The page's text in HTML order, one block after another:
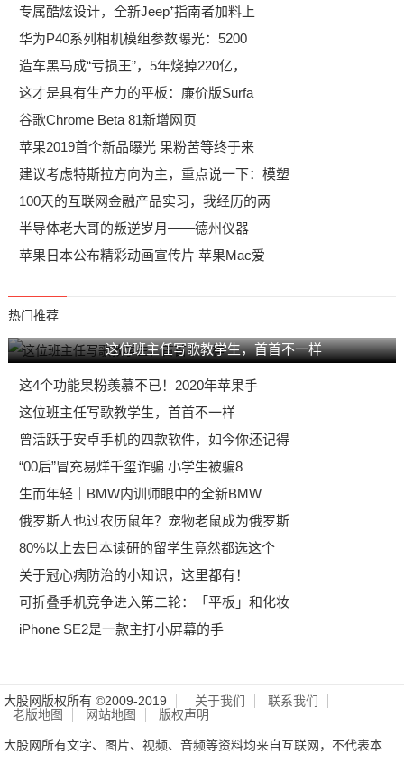
专属酷炫设计，全新Jeep⁺指南者加料上
华为P40系列相机模组参数曝光：5200
造车黑马成“亏损王”，5年烧掉220亿，
这才是具有生产力的平板：廉价版Surfa
谷歌Chrome Beta 81新增网页
苹果2019首个新品曝光 果粉苦等终于来
建议考虑特斯拉方向为主，重点说一下：模塑
100天的互联网金融产品实习，我经历的两
半导体老大哥的叛逆岁月——德州仪器
苹果日本公布精彩动画宣传片 苹果Mac爱
热门推荐
这位班主任写歌教学生，首首不一样
这4个功能果粉羡慕不已！2020年苹果手
这位班主任写歌教学生，首首不一样
曾活跃于安卓手机的四款软件，如今你还记得
“00后”冒充易烊千玺诈骗 小学生被骗8
生而年轻｜BMW内训师眼中的全新BMW
俄罗斯人也过农历鼠年？宠物老鼠成为俄罗斯
80%以上去日本读研的留学生竟然都选这个
关于冠心病防治的小知识，这里都有！
可折叠手机竞争进入第二轮：「平板」和化妆
iPhone SE2是一款主打小屏幕的手
大股网版权所有 ©2009-2019 关于我们
联系我们
老版地图
网站地图 版权声明
大股网所有文字、图片、视频、音频等资料均来自互联网，不代表本